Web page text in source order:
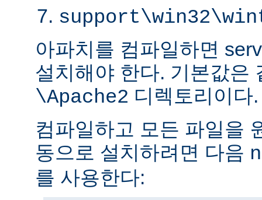
아파치를 컴파일하면
설치해야 한다. 기본값은
\Apache2 디렉토리이다.
컴파일하고 모든 파일을
동으로 설치하려면 다음
를 사용한다: